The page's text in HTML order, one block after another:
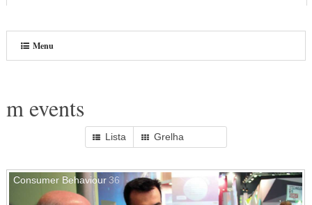
Menu
m events
Lista Grelha
Consumer Behaviour36